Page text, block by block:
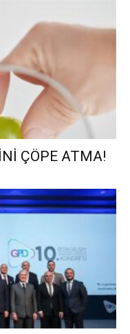
ÇÖPE ATMA!